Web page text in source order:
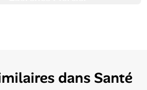
dans Santé